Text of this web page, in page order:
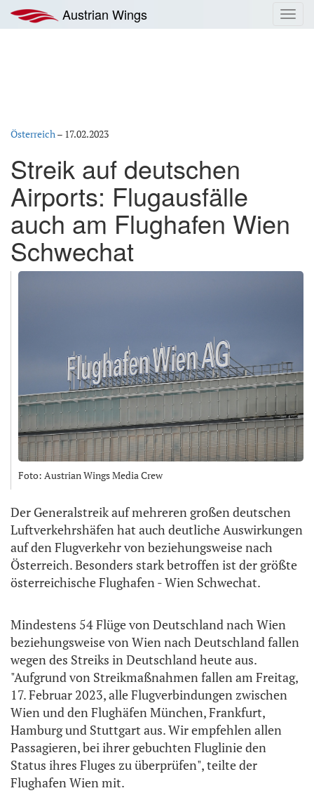
Inhalt
springen
Austrian Wings
Österreich– 17.02.2023
Streik auf deutschen
Airports: Flugausfälle
auch am Flughafen Wien
Schwechat
Foto: Austrian Wings Media Crew
Der Generalstreik auf mehreren großen deutschen
Luftverkehrshäfen hat auch deutliche Auswirkungen
auf den Flugverkehr von beziehungsweise nach
Österreich. Besonders stark betroffen ist der größte
österreichische Flughafen - Wien Schwechat.
Mindestens 54 Flüge von Deutschland nach Wien
beziehungsweise von Wien nach Deutschland fallen
wegen des Streiks in Deutschland heute aus.
"Aufgrund von Streikmaßnahmen fallen am Freitag,
17. Februar 2023, alle Flugverbindungen zwischen
Wien und den Flughäfen München, Frankfurt,
Hamburg und Stuttgart aus. Wir empfehlen allen
Passagieren, bei ihrer gebuchten Fluglinie den
Status ihres Fluges zu überprüfen", teilte der
Flughafen Wien mit.